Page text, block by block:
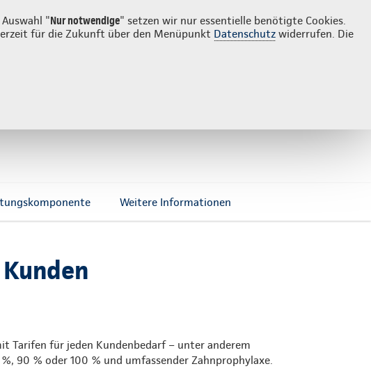
"Nur notwendige" setzen wir nur essentielle benötigte Cookies.
für die Zukunft über den Menüpunkt Datenschutz widerrufen. Die
Suche Login
Weitere Informationen
Tarifen für jeden Kundenbedarf – unter anderem
90 % oder 100 % und umfassender Zahnprophylaxe.